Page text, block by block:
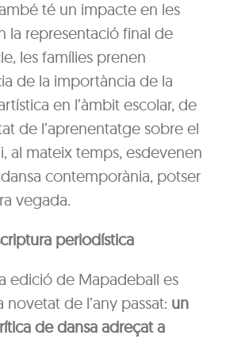
té un impacte en les
la representació final de
les famílies prenen
de la importància de la
en l’àmbit escolar, de
de l’aprenentatge sobre el
al mateix temps, esdevenen
contemporània, potser
vegada.
periodística
edició de Mapadeball es
novetat de l’any passat: un
de dansa adreçat a